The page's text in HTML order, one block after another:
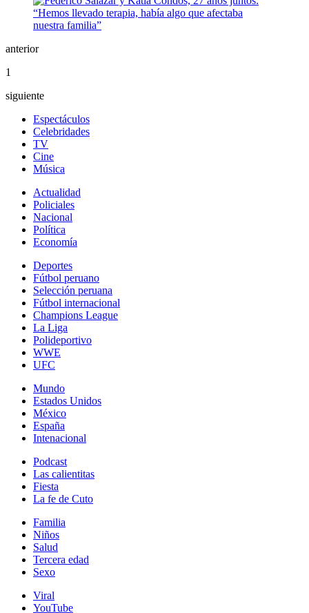
anterior
1
siguiente
Espectáculos
Celebridades
TV
Cine
Música
Actualidad
Policiales
Nacional
Política
Economía
Deportes
Fútbol peruano
Selección peruana
Fútbol internacional
Champions League
La Liga
Polideportivo
WWE
UFC
Mundo
Estados Unidos
México
España
Intenacional
Podcast
Las calientitas
Fiesta
La fe de Cuto
Familia
Niños
Salud
Tercera edad
Sexo
Viral
YouTube